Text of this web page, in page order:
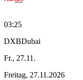
03:25
DXBDubai
Fr., 27.11.
Freitag, 27.11.2026